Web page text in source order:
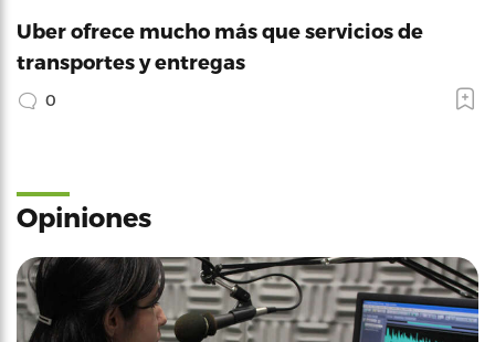
Uber ofrece mucho más que servicios de
transportes y entregas
0
Opiniones